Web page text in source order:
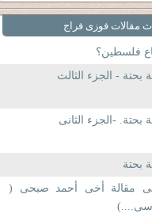
مقالات فوزى فراج
فلسطين؟
بحتة - الجزء الثالث
بحتة. -الجزء الثانى
بحتة
مقالة أخى أحمد صبحى (